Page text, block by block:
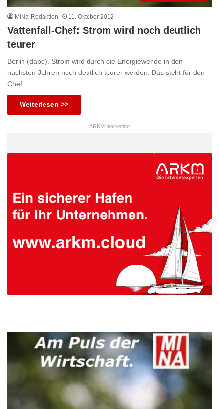
MiNa-Redaktion 11. Oktober 2012
Vattenfall-Chef: Strom wird noch deutlich
teurer
Berlin (dapd). Strom wird durch die Energiewende in den
nächsten Jahren noch deutlich teurer werden. Das steht für den
Chef…
Weiterlesen >>
ARKM.marketing